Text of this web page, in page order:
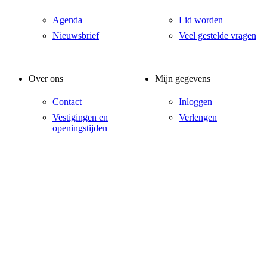
Agenda
Nieuwsbrief
Lid worden
Veel gestelde vragen
Over ons
Contact
Vestigingen en
openingstijden
Mijn gegevens
Inloggen
Verlengen